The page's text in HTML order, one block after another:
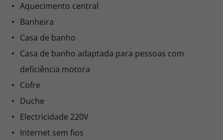
Aquecimento central
Banheira
Casa de banho
Casa de banho adaptada para pessoas com
deficiência motora
Cofre
Duche
Electricidade 220V
Internet sem fios